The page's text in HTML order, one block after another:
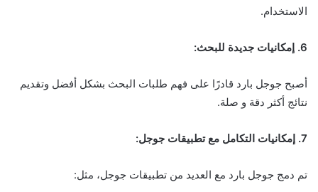
الاستخدام.
6. إمكانيات جديدة للبحث:
أصبح جوجل بارد قادرًا على فهم طلبات البحث بشكل أفضل وتقديم
نتائج أكثر دقة و صلة.
7. إمكانيات التكامل مع تطبيقات جوجل:
تم دمج جوجل بارد مع العديد من تطبيقات جوجل، مثل: